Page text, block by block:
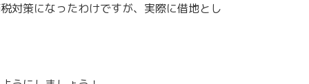
対策になったわけですが、実際に借地とし